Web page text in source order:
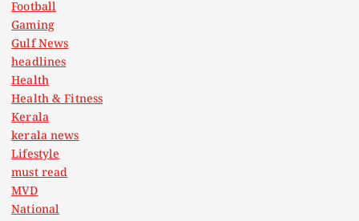
Football
Gaming
Gulf News
headlines
Health
Health & Fitness
Kerala
kerala news
Lifestyle
must read
MVD
National